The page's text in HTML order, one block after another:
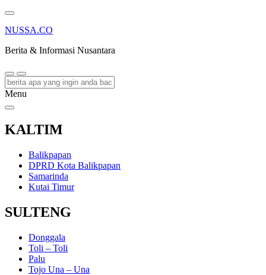
NUSSA.CO
Berita & Informasi Nusantara
Menu
KALTIM
Balikpapan
DPRD Kota Balikpapan
Samarinda
Kutai Timur
SULTENG
Donggala
Toli – Toli
Palu
Tojo Una – Una